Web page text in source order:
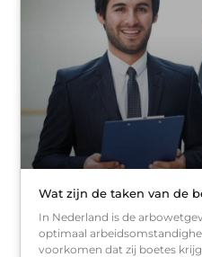
Wat zijn de taken van de
In Nederland is de
optimaal
voorkomen dat zij boetes